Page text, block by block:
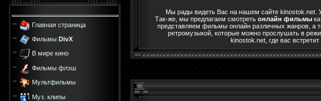
Главная страница
Фильмы DivX
В мире кино
Фильмы флэш
Мультфильмы
Муз. клипы
Мы рады видеть Вас на нашем сайте kinostok.net.
Так-же, мы предлагаем смотреть онлайн фильмы
представляем фильмы онлайн различных жанров, а
ретромузыкой, которые можно прослушать в
kinostok.net, где вас